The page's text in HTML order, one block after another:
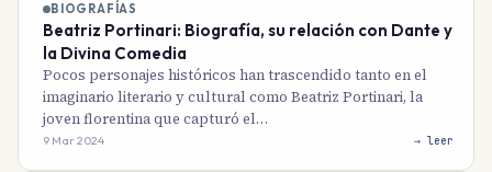
BIOGRAFÍAS
Beatriz Portinari: Biografía, su relación con Dante y
la Divina Comedia
Pocos personajes históricos han trascendido tanto en el
imaginario literario y cultural como Beatriz Portinari, la
joven florentina que capturó el…
9 Mar 2024 → leer